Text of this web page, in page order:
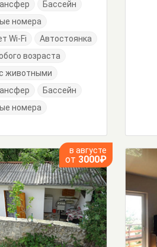
Бассейн
номера
Wi-Fi
Автостоянка
возраста
животными
Бассейн
номера
в августе
от 3000₽